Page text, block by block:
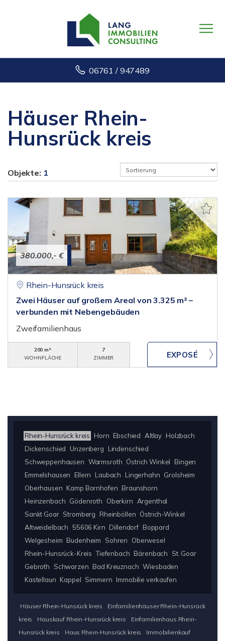
06761 / 947489
Häuser Rhein-
Hunsrück kreis
Objekte: 1
380.000,- €
Rhein-Hunsrück kreis
Zwei Häuser auf großem Areal von 3.325 m² –
verbunden mit Nebengebäuden
Zweifamilienhaus
200 m²
WOHNFLÄCHE
7
ZIMMER
Rhein-Hunsrück kreis Horn Ebschied Altlay Holzbach
Dickenschied
Unzenberg
Lindenschied
Schweppenhausen Warmsroth Östrich Winkel
Bingen
Emmelshausen
Ellern Laubach Lingerhahn Grolsheim
Oberhausen Kamp Bornhofen Braunshorn
Heinzenbach Gödenroth Oberkirn Argenthal
Sankt Goar Stromberg Rheinböllen Östrich-Winkel
Altweidelbach 55606 Kirn Dillendorf Boppard
Welgesheim Budenheim Sohren
Oberwesel
Rhein-Hunsrück-Kreis Tiefenbach Bärenbach
St. Goar
Gebroth
Schwarzen Bad Kreuznach Wiesbaden
Kastellaun Kappel Simmern Immobilie verkaufen
Häuser Rhein-Hunsrück kreis
Einfamilienhäuser Rhein-Hunsrück
kreis
Hauskauf Rhein-Hunsrück kreis
Einfamilienhaus Rhein-
Hunsrück kreis
Haus Rhein-Hunsrück kreis
Immobilienkauf